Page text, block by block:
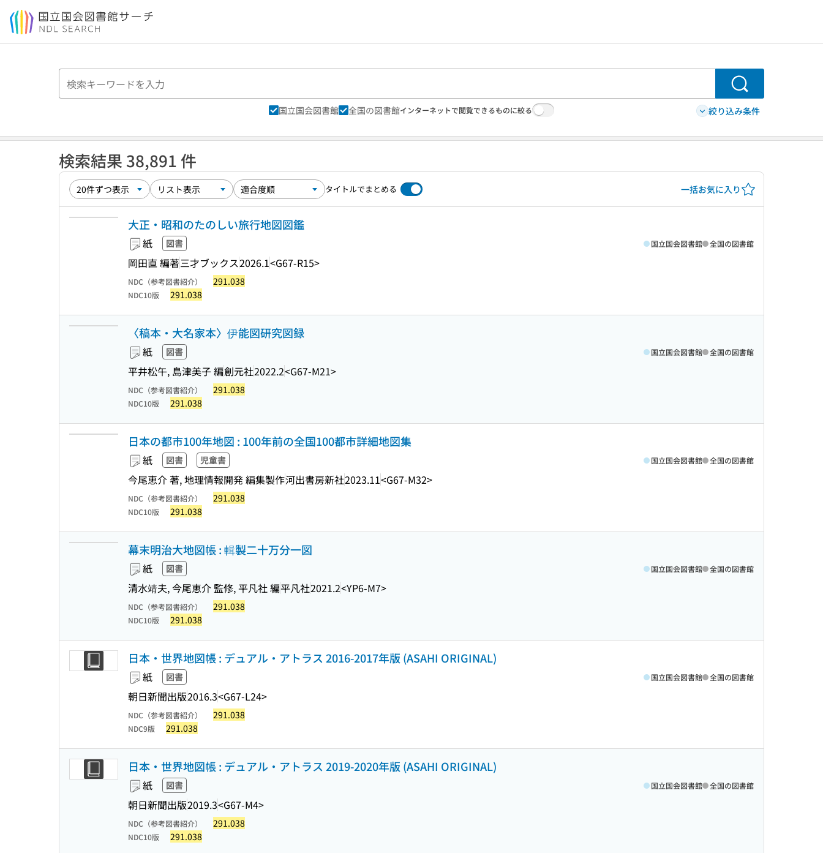
本文へ移動
検索
国立国会図書館 全国の図書館インターネットで閲覧できるものに絞る 絞り込み条件
検索結果 38,891 件
タイトルでまとめる 一括お気に入り
大正・昭和のたのしい旅行地図図鑑
紙 図書
岡田直 編著三才ブックス2026.1<G67-R15>
国立国会図書館 全国の図書館
NDC（参考図書紹介） 291.038
NDC10版 291.038
〈稿本・大名家本〉伊能図研究図録
紙 図書
平井松午, 島津美子 編創元社2022.2<G67-M21>
国立国会図書館 全国の図書館
NDC（参考図書紹介） 291.038
NDC10版 291.038
日本の都市100年地図 : 100年前の全国100都市詳細地図集
紙 図書 児童書
今尾恵介 著, 地理情報開発 編集製作河出書房新社2023.11<G67-M32>
国立国会図書館 全国の図書館
NDC（参考図書紹介） 291.038
NDC10版 291.038
幕末明治大地図帳 : 輯製二十万分一図
紙 図書
清水靖夫, 今尾恵介 監修, 平凡社 編平凡社2021.2<YP6-M7>
国立国会図書館 全国の図書館
NDC（参考図書紹介） 291.038
NDC10版 291.038
日本・世界地図帳 : デュアル・アトラス 2016-2017年版 (ASAHI ORIGINAL)
紙 図書
朝日新聞出版2016.3<G67-L24>
国立国会図書館 全国の図書館
NDC（参考図書紹介） 291.038
NDC9版 291.038
日本・世界地図帳 : デュアル・アトラス 2019-2020年版 (ASAHI ORIGINAL)
紙 図書
朝日新聞出版2019.3<G67-M4>
国立国会図書館 全国の図書館
NDC（参考図書紹介） 291.038
NDC10版 291.038